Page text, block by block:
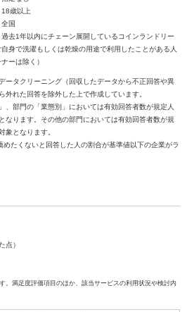
18歳以上
国
過去1年以内にチェーン展開しているコインランドリー
自身で洗濯もしくは乾燥の用途で利用したことがある人
ナーは除く）
ータクリーニング（回収したデータから不正回答や異
れた回答を除外した上で作成しています。
部門の「業態別」においては有効回答者数が規定人
なります。その他の部門においては有効回答者数が規
象となります。
たくないと回答した人の割合が基準値以下の企業がラ
点）
。満足度評価項目のほか、該当サービスの利用状況や検討内